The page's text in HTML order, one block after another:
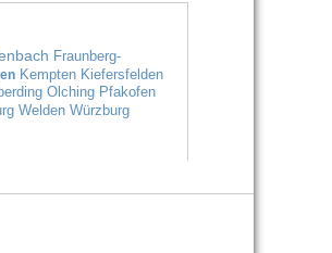
Fraunberg-
Kempten Kiefersfelden
Olching Pfakofen
Welden Würzburg